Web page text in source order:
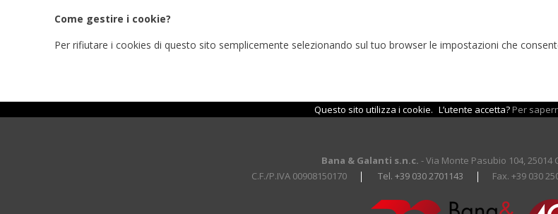
Come gestire i cookie?
Per rifiutare i cookies di questo sito semplicemente selezionando sul tuo browser le impostazioni che
Questo sito utilizza i cookie. L’utente accetta? Per
Bana & Galanti s.n.c. - Via Monte Pasubio 104, 25014
C.F./P.IVA 00908150170
Tel. +39 030 2701143 Fax. +39 030